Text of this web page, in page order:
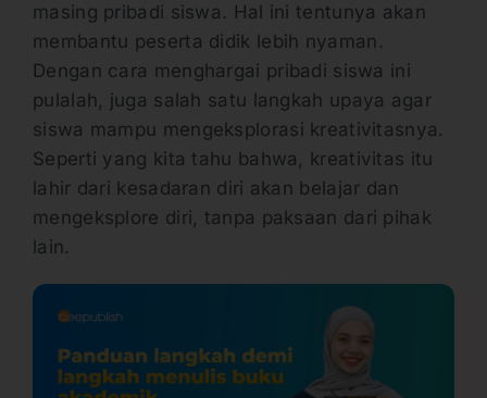
masing pribadi siswa. Hal ini tentunya akan
membantu peserta didik lebih nyaman.
Dengan cara menghargai pribadi siswa ini
pulalah, juga salah satu langkah upaya agar
siswa mampu mengeksplorasi kreativitasnya.
Seperti yang kita tahu bahwa, kreativitas itu
lahir dari kesadaran diri akan belajar dan
mengeksplore diri, tanpa paksaan dari pihak
lain.